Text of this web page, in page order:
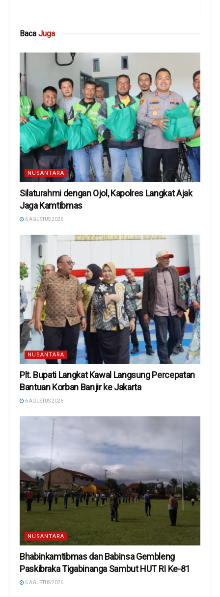
Baca Juga
NUSANTARA
Silaturahmi dengan Ojol, Kapolres Langkat Ajak
Jaga Kamtibmas
6 AGUSTUS 2026
NUSANTARA
Plt. Bupati Langkat Kawal Langsung Percepatan
Bantuan Korban Banjir ke Jakarta
6 AGUSTUS 2026
NUSANTARA
Bhabinkamtibmas dan Babinsa Gembleng
Paskibraka Tigabinanga Sambut HUT RI Ke-81
6 AGUSTUS 2026